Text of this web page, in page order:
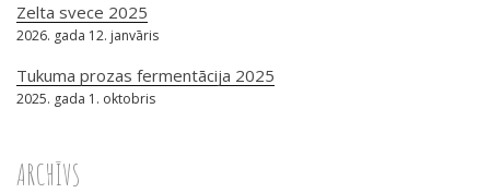
Zelta svece 2025
2026. gada 12. janvāris
Tukuma prozas fermentācija 2025
2025. gada 1. oktobris
ARCHĪVS